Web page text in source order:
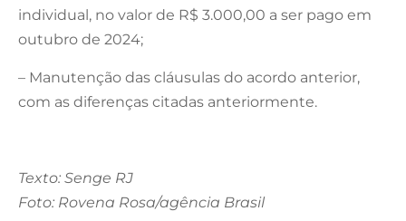
individual, no valor de R$ 3.000,00 a ser pago em
outubro de 2024;
– Manutenção das cláusulas do acordo anterior,
com as diferenças citadas anteriormente.
Texto: Senge RJ
Foto: Rovena Rosa/agência Brasil